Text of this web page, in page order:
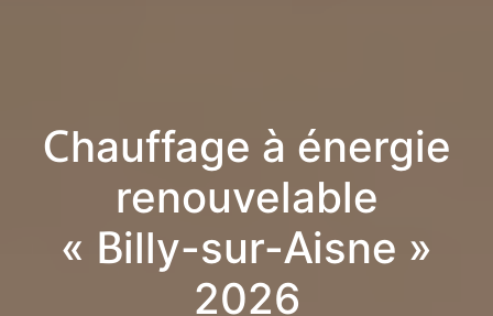
Chauffage à énergie
renouvelable
« Billy-sur-Aisne »
2026